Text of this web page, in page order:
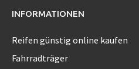
INFORMATIONEN
Reifen günstig online kaufen
Fahrradträger